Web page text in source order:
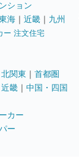
ション
海 ｜ 近畿 ｜ 九州
ー 注文住宅
北関東 ｜ 首都圏
近畿 ｜ 中国・四国
カー
ー